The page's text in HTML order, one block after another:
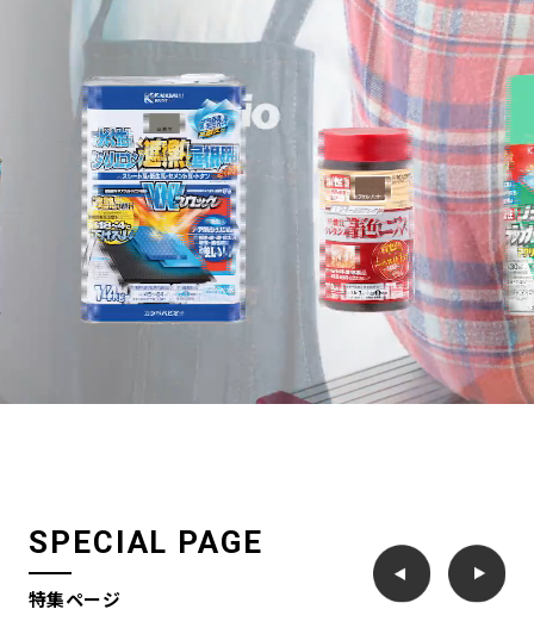
お問い合わせ
関西ペイントHP
Q&A
SPECIAL PAGE
特集ページ